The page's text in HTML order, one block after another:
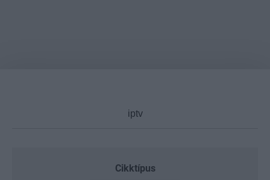
Cikktípus